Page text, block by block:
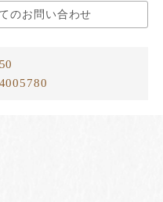
のお問い合わせ